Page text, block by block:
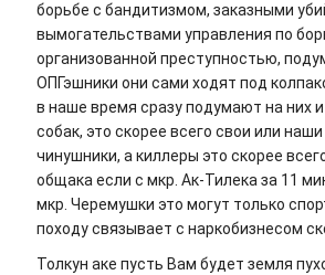
борьбе с бандитизмом, заказными
вымогательствами управления по
организованной преступностью,
ОПГэшники они сами ходят под
в наше время сразу подумают на них
собак, это скорее всего свои или
чинушники, а киллеры это скорее
общака если с мкр. Ак-Тилека за 11
мкр. Черемушки это могут только
походу связывает с наркобизнесом
Толкун аке пусть Вам будет земля